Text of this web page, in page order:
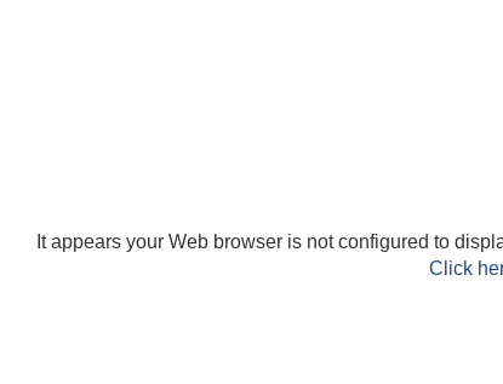
It appears your Web browser is not configured to
Click